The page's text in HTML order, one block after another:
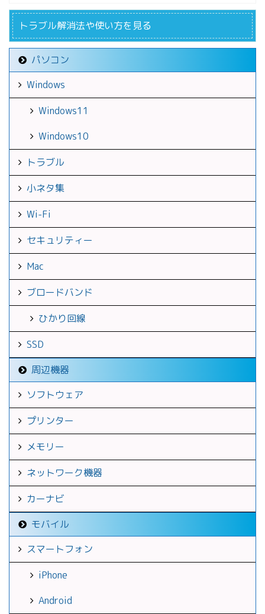
トラブル解消法や使い方を見る
パソコン
Windows
Windows11
Windows10
トラブル
小ネタ集
Wi-Fi
セキュリティー
Mac
ブロードバンド
ひかり回線
SSD
周辺機器
ソフトウェア
プリンター
メモリー
ネットワーク機器
カーナビ
モバイル
スマートフォン
iPhone
Android